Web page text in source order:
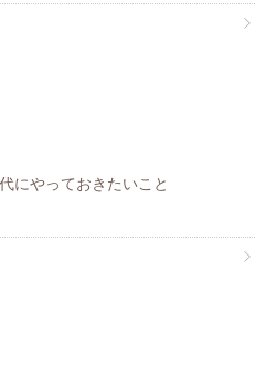
にやっておきたいこと